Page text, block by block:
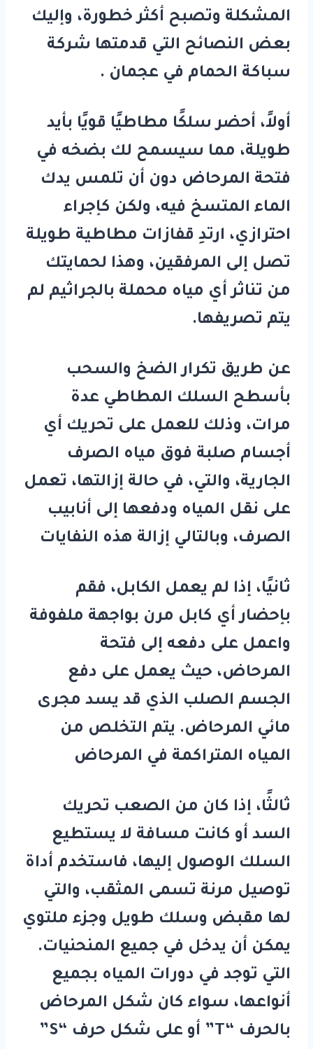
المشكلة وتصبح أكثر خطورة، وإليك
بعض النصائح التي قدمتها شركة
سباكة الحمام في عجمان .
أولاً، أحضر سلكًا مطاطيًا قويًا بأيد
طويلة، مما سيسمح لك بضخه في
فتحة المرحاض دون أن تلمس يدك
الماء المتسخ فيه، ولكن كإجراء
احترازي، ارتدِ قفازات مطاطية طويلة
تصل إلى المرفقين، وهذا لحمايتك
من تناثر أي مياه محملة بالجراثيم لم
يتم تصريفها.
عن طريق تكرار الضخ والسحب
بأسطح السلك المطاطي عدة
مرات، وذلك للعمل على تحريك أي
أجسام صلبة فوق مياه الصرف
الجارية، والتي، في حالة إزالتها، تعمل
على نقل المياه ودفعها إلى أنابيب
الصرف، وبالتالي إزالة هذه النفايات
ثانيًا، إذا لم يعمل الكابل، فقم
بإحضار أي كابل مرن بواجهة ملفوفة
واعمل على دفعه إلى فتحة
المرحاض، حيث يعمل على دفع
الجسم الصلب الذي قد يسد مجرى
مائي المرحاض. يتم التخلص من
المياه المتراكمة في المرحاض
ثالثًا، إذا كان من الصعب تحريك
السد أو كانت مسافة لا يستطيع
السلك الوصول إليها، فاستخدم أداة
توصيل مرنة تسمى المثقب، والتي
لها مقبض وسلك طويل وجزء ملتوي
يمكن أن يدخل في جميع المنحنيات.
التي توجد في دورات المياه بجميع
أنواعها، سواء كان شكل المرحاض
بالحرف “T” أو على شكل حرف “S”